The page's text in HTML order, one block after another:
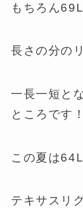
もちろん
長さの分の
一長一短と
ところです！
この夏は
テキサスリ